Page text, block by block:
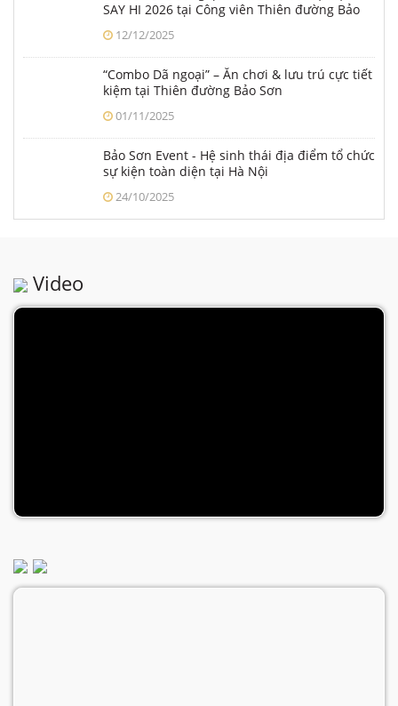
SAY HI 2026 tại Công viên Thiên đường Bảo
12/12/2025
“Combo Dã ngoại” – Ăn chơi & lưu trú cực tiết
kiệm tại Thiên đường Bảo Sơn
01/11/2025
Bảo Sơn Event - Hệ sinh thái địa điểm tổ chức
sự kiện toàn diện tại Hà Nội
24/10/2025
Video